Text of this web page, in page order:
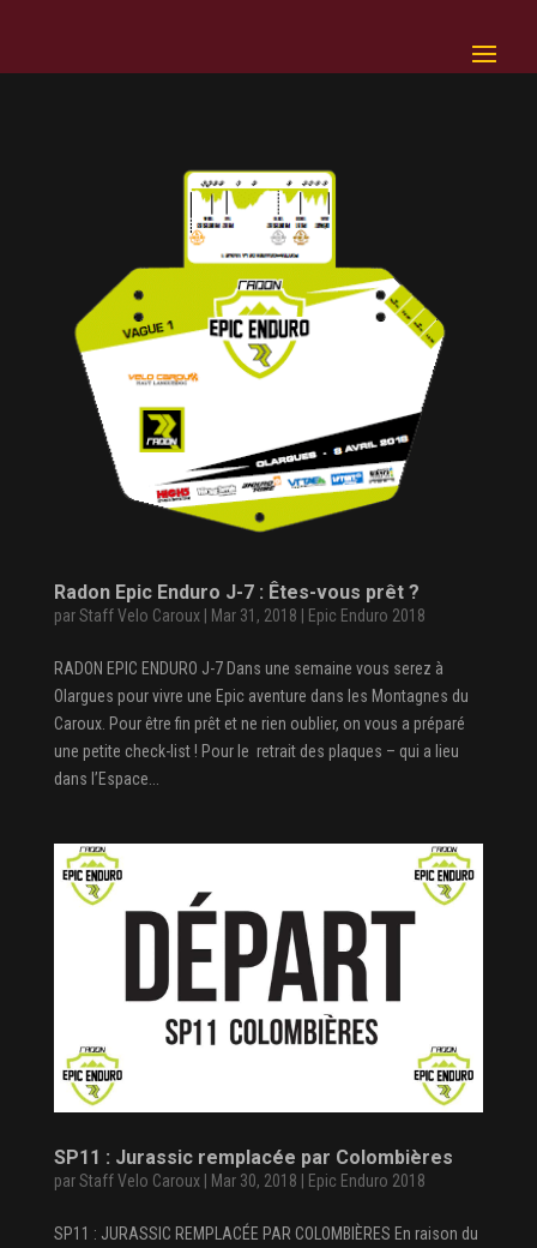
Radon Epic Enduro J-7 : Êtes-vous prêt ?
parStaff Velo Caroux| Mar 31, 2018 Epic Enduro 2018
RADON EPIC ENDURO J-7 Dans une semaine vous serez à
Olargues pour vivre une Epic aventure dans les Montagnes du
Caroux. Pour être fin prêt et ne rien oublier, on vous a préparé
une petite check-list ! Pour le retrait des plaques – qui a lieu
dans l’Espace...
SP11 : Jurassic remplacée par Colombières
parStaff Velo Caroux| Mar 30, 2018 Epic Enduro 2018
SP11 : JURASSIC REMPLACÉE PAR COLOMBIÈRES En raison du